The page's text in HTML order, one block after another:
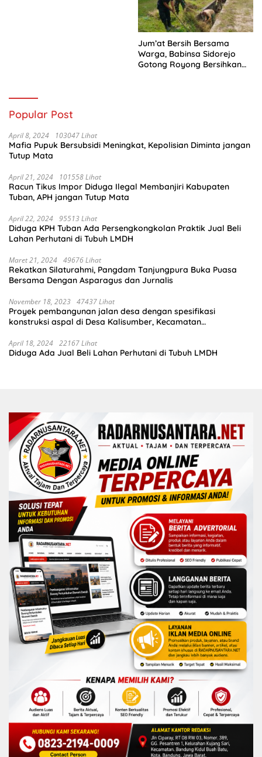
Jum’at Bersih Bersama
Warga, Babinsa Sidorejo
Gotong Royong Bersihkan
Popular Post
April 8, 2024 103047 Lihat
Mafia Pupuk Bersubsidi Meningkat, Kepolisian Diminta jangan
Tutup Mata
April 21, 2024 101558 Lihat
Racun Tikus Impor Diduga Ilegal Membanjiri Kabupaten
Tuban, APH jangan Tutup Mata
April 22, 2024 95513 Lihat
Diduga KPH Tuban Ada Persengkongkolan Praktik Jual Beli
Lahan Perhutani di Tubuh LMDH
Maret 21, 2024 49676 Lihat
Rekatkan Silaturahmi, Pangdam Tanjungpura Buka Puasa
Bersama Dengan Asparagus dan Jurnalis
November 18, 2023 47437 Lihat
Proyek pembangunan jalan desa dengan spesifikasi
konstruksi aspal di Desa Kalisumber, Kecamatan
sudah selesai di tahun 2023
April 18, 2024 22167 Lihat
Diduga Ada Jual Beli Lahan Perhutani di Tubuh LMDH